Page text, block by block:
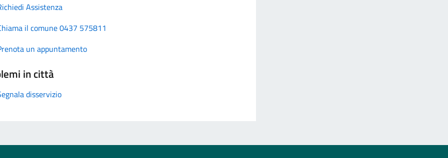
Assistenza
il comune 0437 575811
un appuntamento
in città
disservizio